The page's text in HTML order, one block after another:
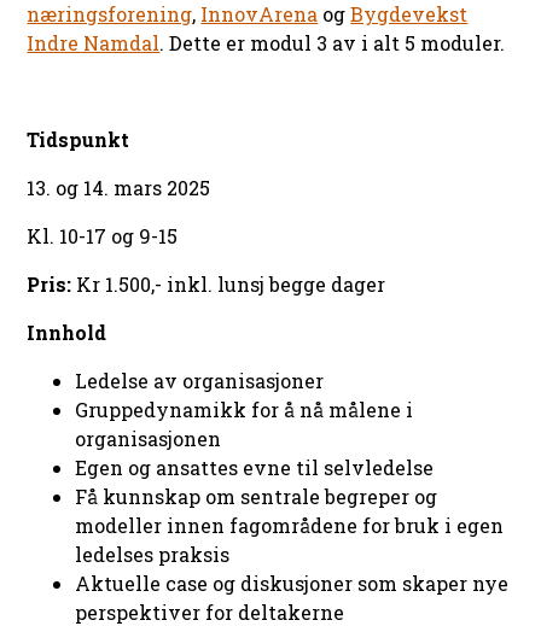
næringsforening, InnovArena ogBygdevekst
Indre Namdal. Dette er modul 3 av i alt 5 moduler.
Tidspunkt
13. og 14. mars 2025
Kl. 10-17 og 9-15
Pris: Kr 1.500,- inkl. lunsj begge dager
Innhold
Ledelse av organisasjoner
Gruppedynamikk for å nå målene i
organisasjonen
Egen og ansattes evne til selvledelse
Få kunnskap om sentrale begreper og
modeller innen fagområdene for bruk i egen
ledelses praksis
Aktuelle case og diskusjoner som skaper nye
perspektiver for deltakerne